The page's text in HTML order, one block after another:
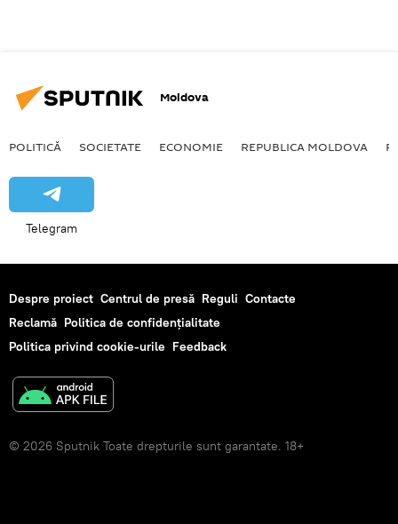
Moldova
POLITICĂ SOCIETATE ECONOMIE REPUBLICA MOLDOVA
Telegram
Despre proiect Centrul de presă Reguli Contacte
Reclamă Politica de confidențialitate
Politica privind cookie-urile Feedback
© 2026 Sputnik Toate drepturile sunt garantate. 18+